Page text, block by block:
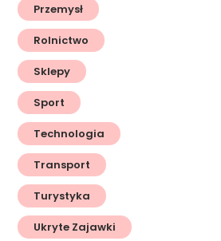
Przemysł
Rolnictwo
Sklepy
Sport
Technologia
Transport
Turystyka
Ukryte Zajawki